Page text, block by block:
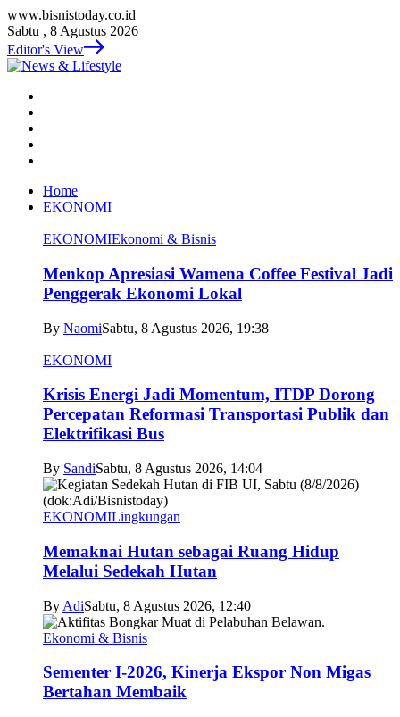
www.bisnistoday.co.id
Sabtu , 8 Agustus 2026
Editor's View
Home
EKONOMI
EKONOMIEkonomi & Bisnis
Menkop Apresiasi Wamena Coffee Festival Jadi
Penggerak Ekonomi Lokal
By NaomiSabtu, 8 Agustus 2026, 19:38
EKONOMI
Krisis Energi Jadi Momentum, ITDP Dorong
Percepatan Reformasi Transportasi Publik dan
Elektrifikasi Bus
By SandiSabtu, 8 Agustus 2026, 14:04
EKONOMILingkungan
Memaknai Hutan sebagai Ruang Hidup
Melalui Sedekah Hutan
By AdiSabtu, 8 Agustus 2026, 12:40
Ekonomi & Bisnis
Sementer I-2026, Kinerja Ekspor Non Migas
Bertahan Membaik